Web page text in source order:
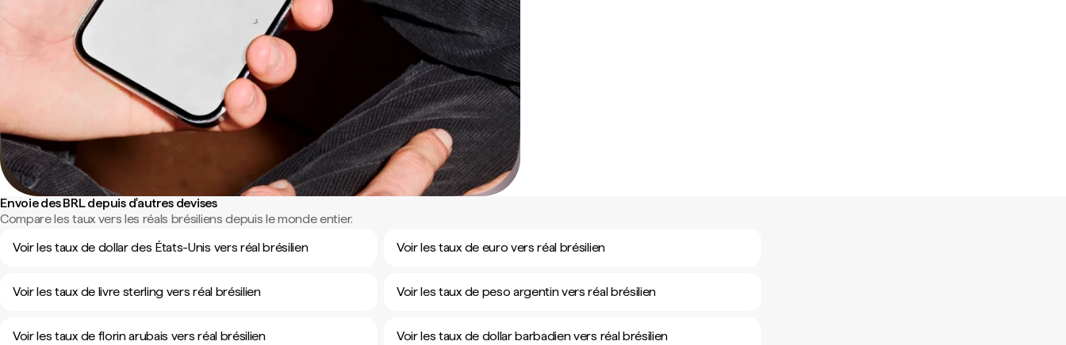
Envoie des BRL depuis d'autres devises
Compare les taux vers les réals brésiliens depuis le monde entier.
Voir les taux de dollar des États-Unis vers réal brésilien
Voir les taux de euro vers réal brésilien
Voir les taux de livre sterling vers réal brésilien Voir les taux de peso argentin vers réal brésilien
Voir les taux de florin arubais vers réal brésilien Voir les taux de dollar barbadien vers réal brésilien